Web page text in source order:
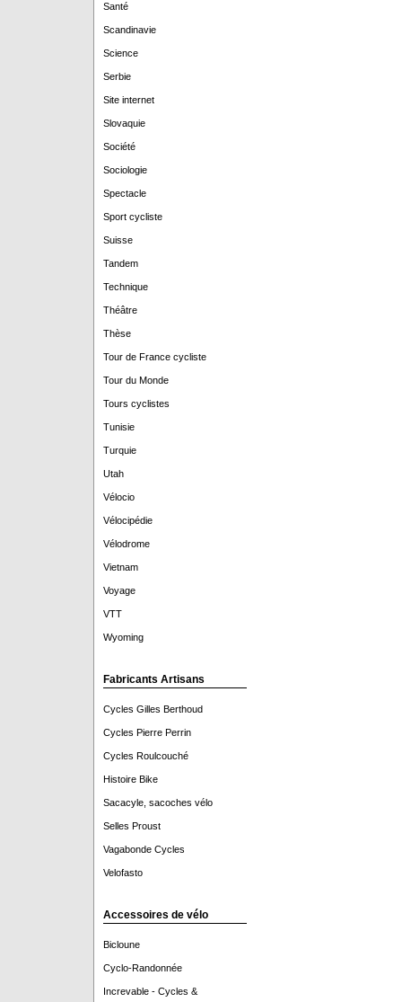
Santé
Scandinavie
Science
Serbie
Site internet
Slovaquie
Société
Sociologie
Spectacle
Sport cycliste
Suisse
Tandem
Technique
Théâtre
Thèse
Tour de France cycliste
Tour du Monde
Tours cyclistes
Tunisie
Turquie
Utah
Vélocio
Vélocipédie
Vélodrome
Vietnam
Voyage
VTT
Wyoming
Fabricants Artisans
Cycles Gilles Berthoud
Cycles Pierre Perrin
Cycles Roulcouché
Histoire Bike
Sacacyle, sacoches vélo
Selles Proust
Vagabonde Cycles
Velofasto
Accessoires de vélo
Bicloune
Cyclo-Randonnée
Increvable - Cycles &